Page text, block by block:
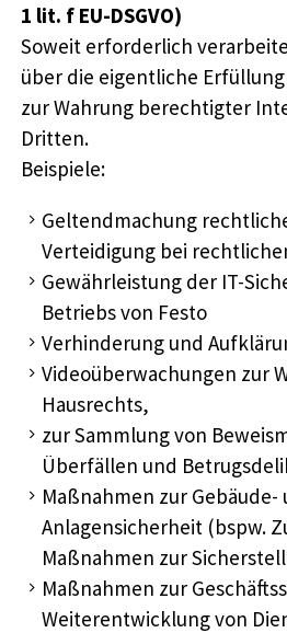
1 lit. f EU-DSGVO)
Soweit erforderlich
über die eigentliche
zur Wahrung berechtigter
Dritten.
Beispiele:
Geltendmachung
Verteidigung bei
Gewährleistung der IT-
Betriebs von Festo
Verhinderung und
Videoüberwachungen zur
Hausrechts,
zur Sammlung von
Überfällen und
Maßnahmen zur Gebäude-
Anlagensicherheit (bspw.
Maßnahmen zur
Maßnahmen zur
Weiterentwicklung von